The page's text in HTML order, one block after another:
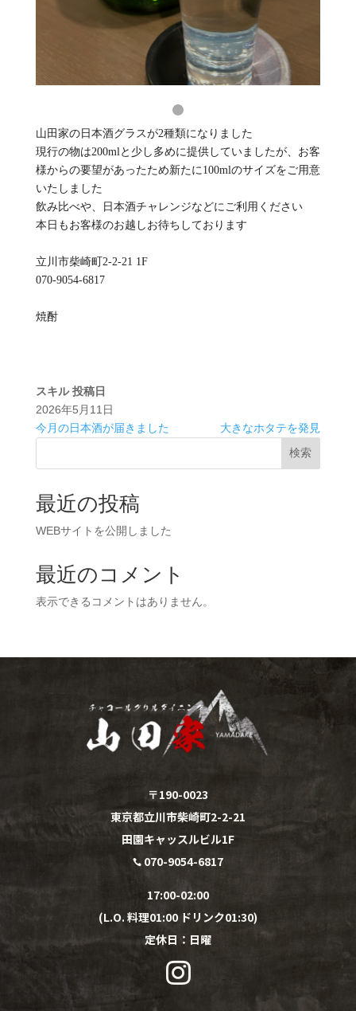
山田家の日本酒グラスが2種類になりました
現行の物は200mlと少し多めに提供していましたが、お客
様からの要望があったため新たに100mlのサイズをご用意
いたしました
飲み比べや、日本酒チャレンジなどにご利用ください
本日もお客様のお越しお待ちしております
立川市柴崎町2-2-21 1F
070-9054-6817
焼酎
スキル 投稿日
2026年5月11日
今月の日本酒が届きました
大きなホタテを発見
検索
最近の投稿
WEBサイトを公開しました
最近のコメント
表示できるコメントはありません。
〒190-0023
東京都立川市柴崎町2-2-21
田園キャッスルビル1F
 070-9054-6817
17:00-02:00
(L.O. 料理01:00 ドリンク01:30)
定休日： 日曜
